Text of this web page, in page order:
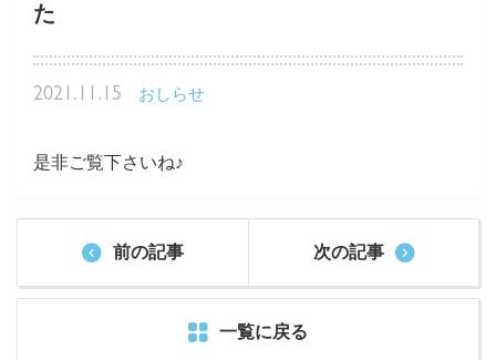
た
2021.11.15 おしらせ
是非ご覧下さいね♪
前の記事
一覧に戻る
次の記事